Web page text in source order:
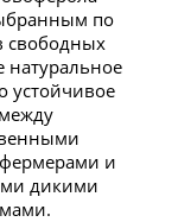
по
свободных
натуральное
устойчивое
и
дикими